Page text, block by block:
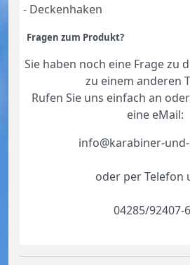
- Deckenhaken
Fragen zum Produkt?
Sie haben noch eine Frage zu
zu einem anderen
Rufen Sie uns einfach an
eine eMail:
info@karabiner-
oder per Telefon
04285/92407-